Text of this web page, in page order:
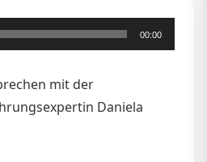
00:00
mit der
Daniela